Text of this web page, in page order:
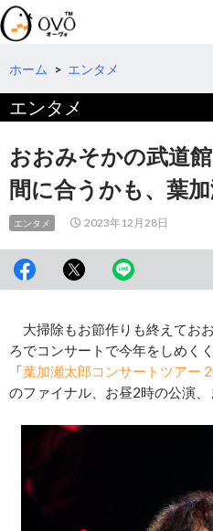
検
索
コ
テ
へ
動
ホーム > エンタメ
エンタメ
おおみそかの武道
間に合うかも、葉
エンタメ 2023年12月28日
大掃除もお節作りも終えてお
ろでコンサートで今年をしめく
「葉加瀬太郎コンサートツアー
のファイナル、お昼2時の公演、